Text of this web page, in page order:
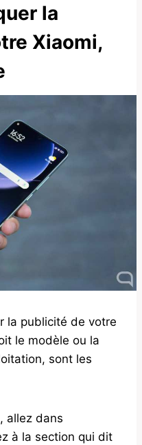
la
Xiaomi,
la publicité de votre
le modèle ou la
sont les
allez dans
à la section qui dit